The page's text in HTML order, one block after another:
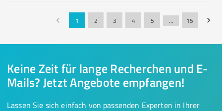
1 2 3 4 5 … 15
Keine Zeit für lange Recherchen und E-
Mails? Jetzt Angebote empfangen!
Lassen Sie sich einfach von passenden Experten in Ihrer